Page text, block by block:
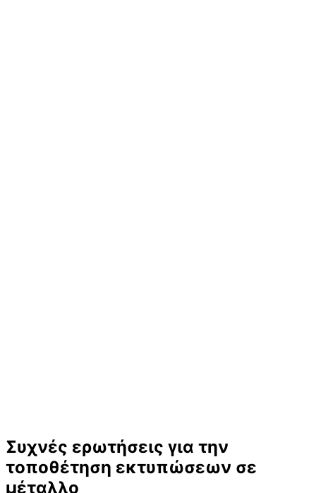
Συχνές ερωτήσεις για την
τοποθέτηση εκτυπώσεων σε
μέταλλο